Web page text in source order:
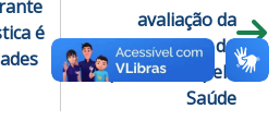
é
avaliação da
qualidade do
transporte feito pela
Saúde